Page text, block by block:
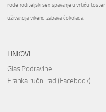
rode roditeljski sex spavanje u vrtiću toster
uživancija vikend zabava čokolada
LINKOVI
Glas Podravine
Franka ručni rad (Facebook)